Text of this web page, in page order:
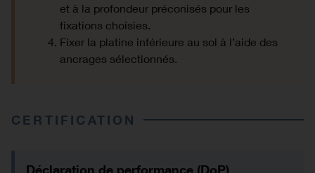
et à la profondeur préconisés pour les
fixations choisies.
Fixer la platine inférieure au sol à l’aide des
ancrages sélectionnés.
CERTIFICATION
Déclaration de performance (DoP)